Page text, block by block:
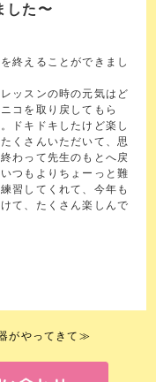
した〜
終えることができまし
ッスンの時の元気はど
コを取り戻してもら
ドキドキしたけど楽し
くさんいただいて、思
わって先生のもとへ戻
つもよりちょーっと難
習してくれて、今年も
て、たくさん楽しんで
がやってきて ≫